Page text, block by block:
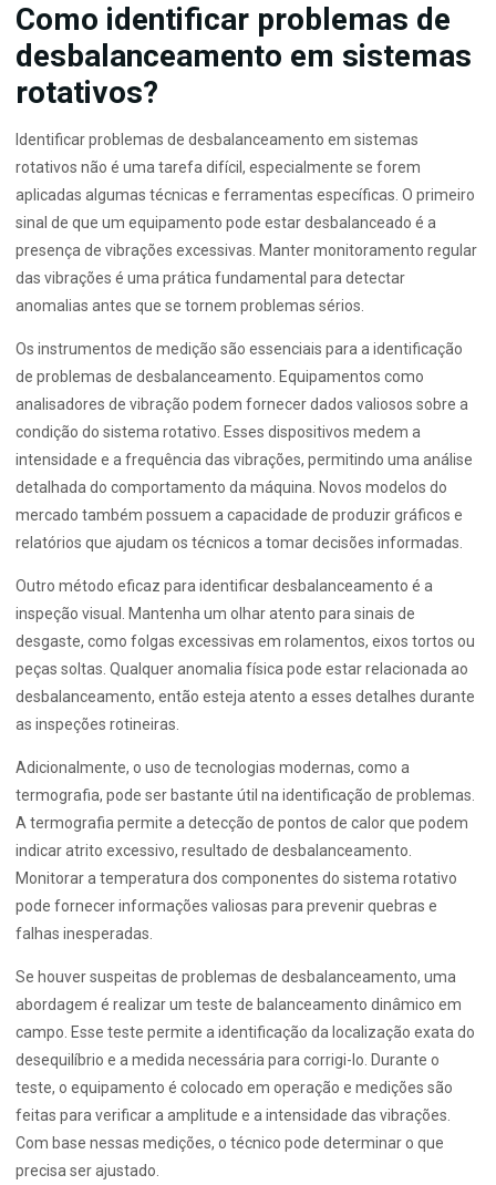
Como identificar problemas de
desbalanceamento em sistemas
rotativos?
Identificar problemas de desbalanceamento em sistemas
rotativos não é uma tarefa difícil, especialmente se forem
aplicadas algumas técnicas e ferramentas específicas. O primeiro
sinal de que um equipamento pode estar desbalanceado é a
presença de vibrações excessivas. Manter monitoramento regular
das vibrações é uma prática fundamental para detectar
anomalias antes que se tornem problemas sérios.
Os instrumentos de medição são essenciais para a identificação
de problemas de desbalanceamento. Equipamentos como
analisadores de vibração podem fornecer dados valiosos sobre a
condição do sistema rotativo. Esses dispositivos medem a
intensidade e a frequência das vibrações, permitindo uma análise
detalhada do comportamento da máquina. Novos modelos do
mercado também possuem a capacidade de produzir gráficos e
relatórios que ajudam os técnicos a tomar decisões informadas.
Outro método eficaz para identificar desbalanceamento é a
inspeção visual. Mantenha um olhar atento para sinais de
desgaste, como folgas excessivas em rolamentos, eixos tortos ou
peças soltas. Qualquer anomalia física pode estar relacionada ao
desbalanceamento, então esteja atento a esses detalhes durante
as inspeções rotineiras.
Adicionalmente, o uso de tecnologias modernas, como a
termografia, pode ser bastante útil na identificação de problemas.
A termografia permite a detecção de pontos de calor que podem
indicar atrito excessivo, resultado de desbalanceamento.
Monitorar a temperatura dos componentes do sistema rotativo
pode fornecer informações valiosas para prevenir quebras e
falhas inesperadas.
Se houver suspeitas de problemas de desbalanceamento, uma
abordagem é realizar um teste de balanceamento dinâmico em
campo. Esse teste permite a identificação da localização exata do
desequilíbrio e a medida necessária para corrigi-lo. Durante o
teste, o equipamento é colocado em operação e medições são
feitas para verificar a amplitude e a intensidade das vibrações.
Com base nessas medições, o técnico pode determinar o que
precisa ser ajustado.